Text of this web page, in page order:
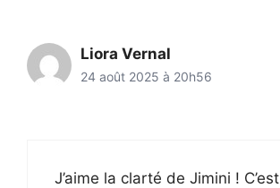
Liora Vernal
24 août 2025 à 20h56
J’aime la clarté de Jimini ! C’est